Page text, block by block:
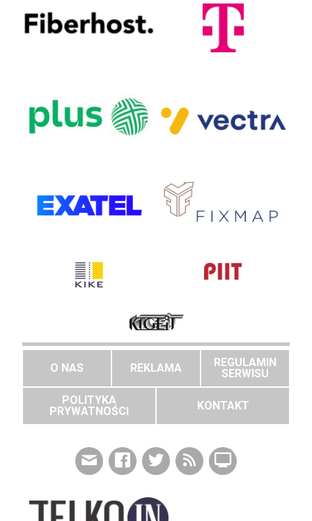
O NAS REKLAMA
REGULAMIN
SERWISU
POLITYKA
PRYWATNOŚCI
KONTAKT